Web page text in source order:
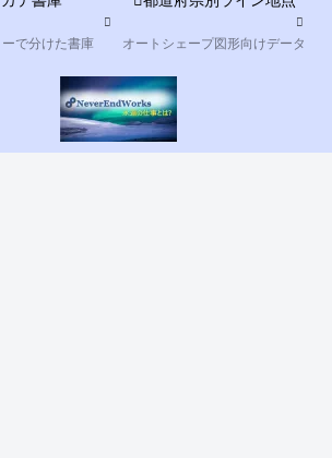
で分けた書庫 オートシェープ図形向けデータ